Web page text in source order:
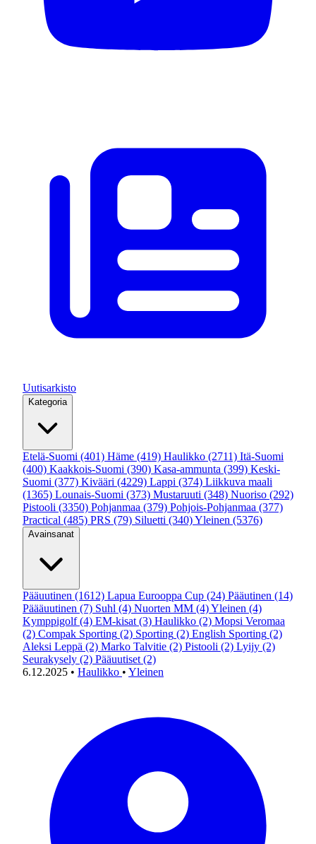
Uutisarkisto
Kategoria
Etelä-Suomi (401) Häme (419) Haulikko (2711) Itä-Suomi
(400) Kaakkois-Suomi (390) Kasa-ammunta (399) Keski-
Suomi (377) Kivääri (4229) Lappi (374) Liikkuva maali
(1365) Lounais-Suomi (373) Mustaruuti (348) Nuoriso (292)
Pistooli (3350) Pohjanmaa (379) Pohjois-Pohjanmaa (377)
Practical (485) PRS (79) Siluetti (340)Yleinen (5376)
Avainsanat
Pääuutinen (1612) Lapua Eurooppa Cup (24) Pääutinen (14)
Päääuutinen (7) Suhl (4) Nuorten MM (4)Yleinen (4)
Kymppigolf (4) EM-kisat (3) Haulikko (2) Mopsi Veromaa
(2) Compak Sporting (2) Sporting (2) English Sporting (2)
Aleksi Leppä (2) Marko Talvitie (2) Pistooli (2) Lyijy (2)
Seurakysely (2) Pääuutiset (2)
6.12.2025 • Haulikko • Yleinen